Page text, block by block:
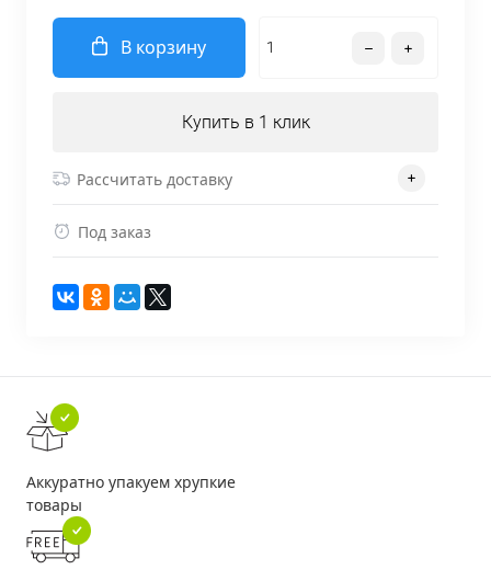
В корзину
Купить в 1 клик
Рассчитать доставку
Под заказ
Аккуратно упакуем хрупкие
товары